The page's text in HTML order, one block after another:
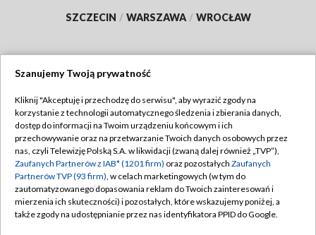
SZCZECIN / WARSZAWA / WROCŁAW
TVP
Abonament TVP
Emisja w TVP
Centrum informacji TVP
Naziemna Telewizja Cyfrowa
Regulamin TVP
Polityka prywatności
Moje zgody
Pomoc
Szanujemy Twoją prywatność
Kliknij "Akceptuję i przechodzę do serwisu", aby wyrazić zgody na
korzystanie z technologii automatycznego śledzenia i zbierania danych,
dostęp do informacji na Twoim urządzeniu końcowym i ich
przechowywanie oraz na przetwarzanie Twoich danych osobowych przez
nas, czyli Telewizję Polską S.A. w likwidacji (zwaną dalej również „TVP”),
Zaufanych Partnerów z IAB* (1201 firm) oraz pozostałych Zaufanych
Partnerów TVP (93 firm), w celach marketingowych (w tym do
zautomatyzowanego dopasowania reklam do Twoich zainteresowań i
mierzenia ich skuteczności) i pozostałych, które wskazujemy poniżej, a
także zgody na udostępnianie przez nas identyfikatora PPID do Google.